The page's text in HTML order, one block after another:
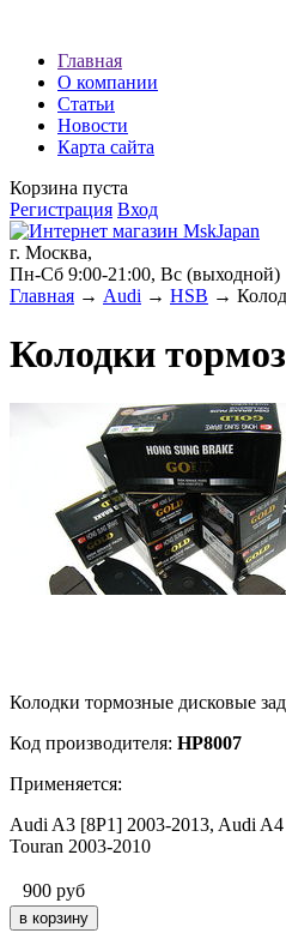
экспресс займы
Главная
О компании
Статьи
Новости
Карта сайта
Корзина пуста
Регистрация Вход
г. Москва,
Пн-Сб 9:00-21:00, Вс (выходной)
Главная → Audi → HSB →
Колодки
Колодки тормозные дисковые
Код производителя: HP8007
Применяется:
Audi A3 [8P1] 2003-2013, Audi
Touran 2003-2010
900 руб